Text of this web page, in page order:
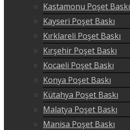
Kastamonu Poşet Baskı
Kayseri Poşet Baskı
Kırklareli Poşet Baskı
Kırşehir Poşet Baskı
Kocaeli Poşet Baskı
Konya Poşet Baskı
Kütahya Poşet Baskı
Malatya Poşet Baskı
Manisa Poşet Baskı